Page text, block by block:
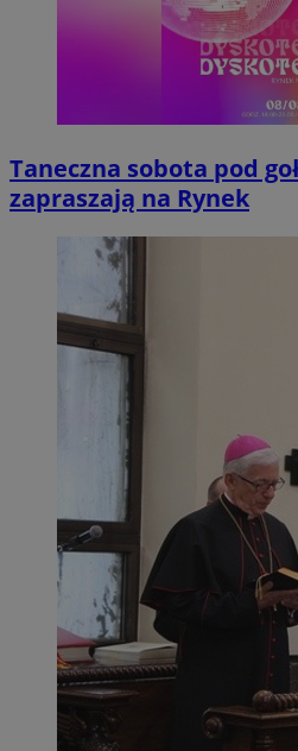
Taneczna sobota pod
zapraszają na Rynek